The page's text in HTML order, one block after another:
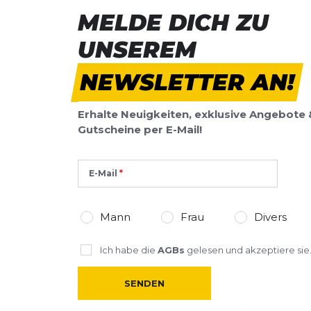
MELDE DICH ZU
UNSEREM
NEWSLETTER AN!
Erhalte Neuigkeiten, exklusive Angebote
Gutscheine per E-Mail!
E-Mail
Mann Frau Divers
Ich habe die AGBs gelesen und akzeptiere sie.
SENDEN